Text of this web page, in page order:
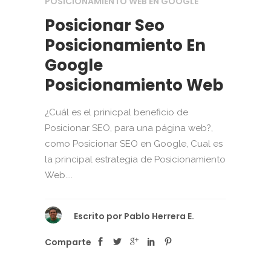
Posicionar Seo
Posicionamiento En
Google
Posicionamiento Web
¿Cuál es el prinicpal beneficio de
Posicionar SEO, para una página web?,
como Posicionar SEO en Google, Cual es
la principal estrategia de Posicionamiento
Web....
Escrito por Pablo Herrera E.
Comparte